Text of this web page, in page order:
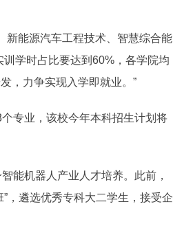
能源汽车工程技术、智慧综合能
学时占比要达到60%，各学院均
，力争实现入学即就业。”
专业，该校今年本科招生计划将
机器人产业人才培养。此前，
，遴选优秀专科大二学生，接受企